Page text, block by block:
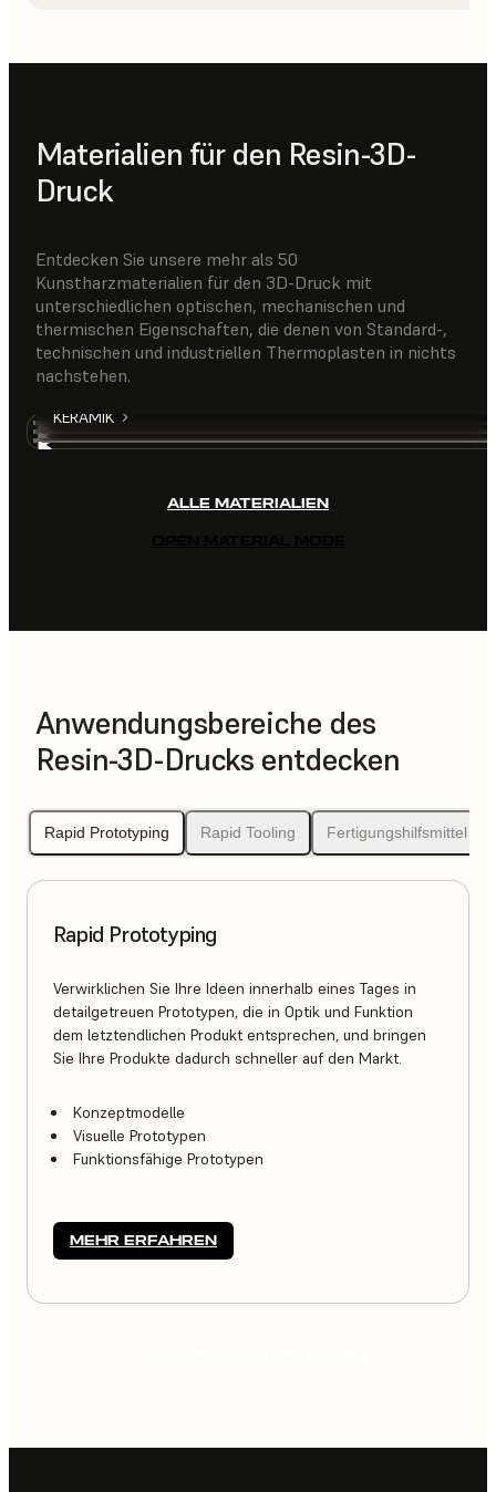
Materialien für den Resin-3D-
Druck
Entdecken Sie unsere mehr als 50
Kunstharzmaterialien für den 3D-Druck mit
unterschiedlichen optischen, mechanischen und
thermischen Eigenschaften, die denen von Standard-,
technischen und industriellen Thermoplasten in nichts
nachstehen.
KERAMIK
ALLE MATERIALIEN
Anwendungsbereiche des
Resin-3D-Drucks entdecken
Rapid Prototyping Rapid Tooling Fertigungshilfsmittel
Rapid Prototyping
Verwirklichen Sie Ihre Ideen innerhalb eines Tages in
detailgetreuen Prototypen, die in Optik und Funktion
dem letztendlichen Produkt entsprechen, und bringen
Sie Ihre Produkte dadurch schneller auf den Markt.
Konzeptmodelle
Visuelle Prototypen
Funktionsfähige Prototypen
MEHR ERFAHREN